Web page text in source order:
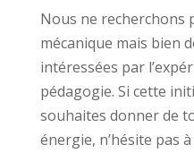
Nous ne recherchons
mécanique mais bien
intéressées par
pédagogie. Si cette
souhaites donner de
énergie, n’hésite pas